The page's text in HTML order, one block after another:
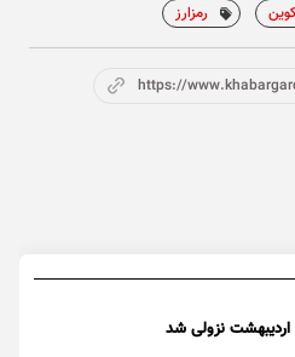
رمزارز
https://